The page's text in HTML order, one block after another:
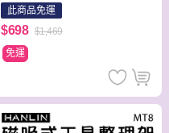
此商品免運
$698 $1,469
免運